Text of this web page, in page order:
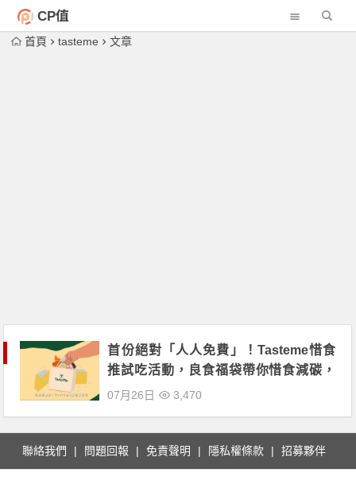
CP值
首頁 tasteme 文章
首份絕對「人人免費」！Tasteme惜食
推試吃活動，良食福袋帶你惜食減碳，
共創永續城市
07月26日 3,470
聯絡我們 問題回報 免責聲明 隱私權條款 招募夥伴